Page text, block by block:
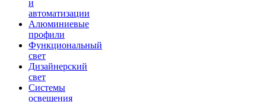
и
автоматизации
Алюминиевые
профили
Функциональный
свет
Дизайнерский
свет
Системы
освещения